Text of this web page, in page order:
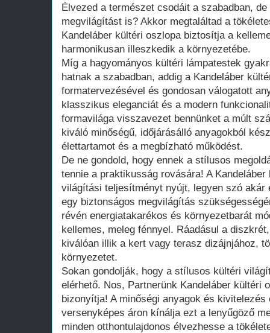
Élvezed a természet csodáit a szabadban,
megvilágítást is? Akkor megtaláltad a
Kandeláber kültéri oszlopa biztosítja a
harmonikusan illeszkedik a környezetébe.
Míg a hagyományos kültéri lámpatestek
hatnak a szabadban, addig a Kandeláber
formatervezésével és gondosan válogatott
klasszikus eleganciát és a modern
formavilága visszavezet bennünket a múlt
kiváló minőségű, időjárásálló anyagokból
élettartamot és a megbízható működést.
De ne gondold, hogy ennek a stílusos
tennie a praktikusság rovására! A
világítási teljesítményt nyújt, legyen szó
egy biztonságos megvilágítás
révén energiatakarékos és környezetbarát
kellemes, meleg fénnyel. Ráadásul a
kiválóan illik a kert vagy terasz dizájnjához,
környezetet.
Sokan gondolják, hogy a stílusos kültéri
elérhető. Nos, Partnerünk Kandeláber kültéri
bizonyítja! A minőségi anyagok és kivitelezés
versenyképes áron kínálja ezt a lenyűgöző
minden otthontulajdonos élvezhesse a